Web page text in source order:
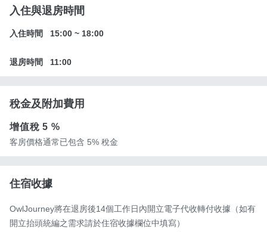
入住與退房時間
入住時間 15:00 ~ 18:00
退房時間 11:00
稅金及附加費用
增值稅5 %
客房價格通常已包含 5% 稅金
住宿收據
OwlJourney將在退房後14個工作日內開立電子代收轉付收據（如有
開立抬頭統編之需求請於住宿收據欄位中填寫）